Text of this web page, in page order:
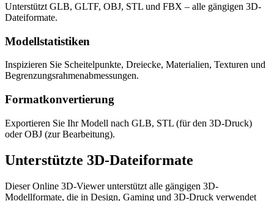
Unterstützt GLB, GLTF, OBJ, STL und FBX – alle gängigen 3D-
Dateiformate.
Modellstatistiken
Inspizieren Sie Scheitelpunkte, Dreiecke, Materialien, Texturen und
Begrenzungsrahmenabmessungen.
Formatkonvertierung
Exportieren Sie Ihr Modell nach GLB, STL (für den 3D-Druck)
oder OBJ (zur Bearbeitung).
Unterstützte 3D-Dateiformate
Dieser Online 3D-Viewer unterstützt alle gängigen 3D-
Modellformate, die in Design, Gaming und 3D-Druck verwendet